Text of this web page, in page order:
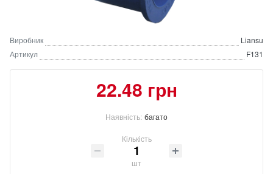
Виробник
Liansu
Артикул
F131
22.48 грн
Наявність: багато
Кількість
шт